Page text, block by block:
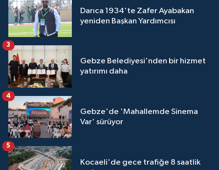
Darıca 1934'te Zafer Ayabakan
yeniden Başkan Yardımcısı
Gebze Belediyesi'nden bir hizmet
yatırımı daha
3
Gebze'de 'Mahallemde Sinema
Var' sürüyor
4
Kocaeli'de gece trafiğe 8 saatlik
5